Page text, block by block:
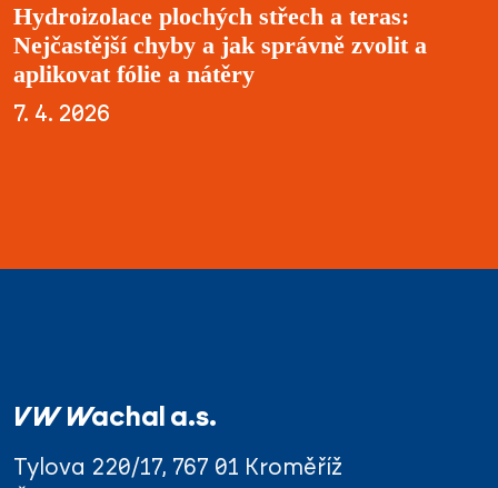
Hydroizolace plochých střech a teras:
Nejčastější chyby a jak správně zvolit a
aplikovat fólie a nátěry
7. 4. 2026
VW Wachal a.s.
Tylova 220/17, 767 01 Kroměříž